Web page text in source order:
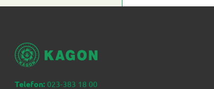
Telefon: 023-383 18 00